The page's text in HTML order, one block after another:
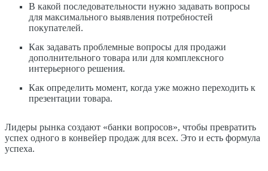
В какой последовательности нужно задавать вопросы
для максимального выявления потребностей
покупателей.
Как задавать проблемные вопросы для продажи
дополнительного товара или для комплексного
интерьерного решения.
Как определить момент, когда уже можно переходить к
презентации товара.
Лидеры рынка создают «банки вопросов», чтобы превратить
успех одного в конвейер продаж для всех. Это и есть формула
успеха.